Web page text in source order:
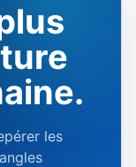
les